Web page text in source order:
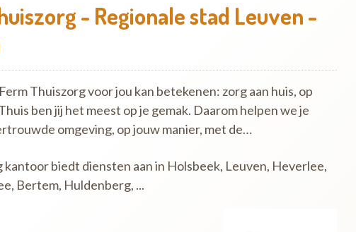
- Regionale stad Leuven -
Thuiszorg voor jou kan betekenen: zorg aan huis, op
ben jij het meest op je gemak. Daarom helpen we je
omgeving, op jouw manier, met de…
kantoor biedt diensten aan in Holsbeek, Leuven, Heverlee,
Bertem, Huldenberg, ...